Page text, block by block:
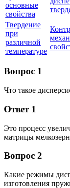
основные
свойства
Твердение
при
различной
температуре
Вопрос 1
Что такое
Ответ 1
Это процесс
матрицы
Вопрос 2
Какие режимы
изготовления